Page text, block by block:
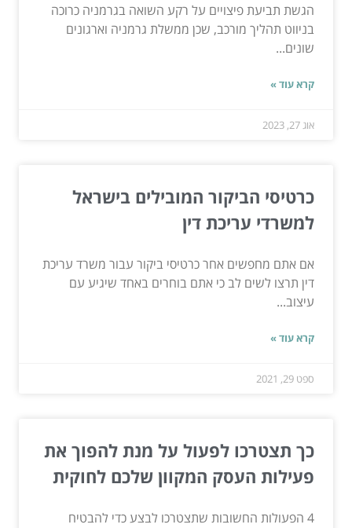
הגשת תביעת פיצויים על רקע השואה בגרמניה כרוכה
בניווט תהליך מורכב, שכן ממשלת גרמניה וארגונים
שונים...
קרא עוד »
אוג 27, 2023
כרטיסי הביקור המובילים בישראל
למשרדי עריכת דין
אם אתם מחפשים אחר כרטיסי ביקור עבור משרד עריכת
דין תרצו לשים לב כי אתם בוחרים באחד שיגיע עם
עיצוב...
קרא עוד »
ספט 29, 2021
כך תצטרכו לפעול על מנת להפוך את
פעילות העסק המקוון שלכם לחוקית
4 הפעולות החשובות שתצטרכו לבצע כדי להבטיח